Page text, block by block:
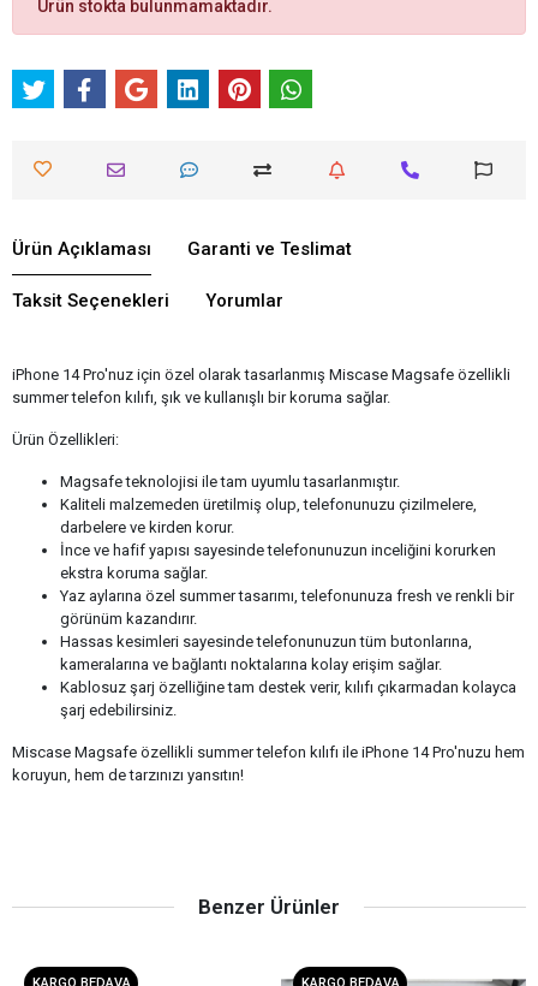
Ürün stokta bulunmamaktadır.
Ürün Açıklaması Garanti ve Teslimat
Taksit Seçenekleri Yorumlar
iPhone 14 Pro'nuz için özel olarak tasarlanmış Miscase Magsafe özellikli
summer telefon kılıfı, şık ve kullanışlı bir koruma sağlar.
Ürün Özellikleri:
Magsafe teknolojisi ile tam uyumlu tasarlanmıştır.
Kaliteli malzemeden üretilmiş olup, telefonunuzu çizilmelere,
darbelere ve kirden korur.
İnce ve hafif yapısı sayesinde telefonunuzun inceliğini korurken
ekstra koruma sağlar.
Yaz aylarına özel summer tasarımı, telefonunuza fresh ve renkli bir
görünüm kazandırır.
Hassas kesimleri sayesinde telefonunuzun tüm butonlarına,
kameralarına ve bağlantı noktalarına kolay erişim sağlar.
Kablosuz şarj özelliğine tam destek verir, kılıfı çıkarmadan kolayca
şarj edebilirsiniz.
Miscase Magsafe özellikli summer telefon kılıfı ile iPhone 14 Pro'nuzu hem
koruyun, hem de tarzınızı yansıtın!
Benzer Ürünler